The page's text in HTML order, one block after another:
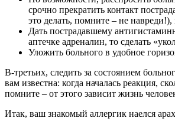
срочно прекратить контакт
это делать, помните – не
Дать пострадавшему
аптечке адреналин, то сделать
Уложить больного в удобное
В-третьих, следить за состоянием
вам известна: когда началась реакция,
помните – от этого зависит жизнь
Итак, ваш знакомый аллергик наелся